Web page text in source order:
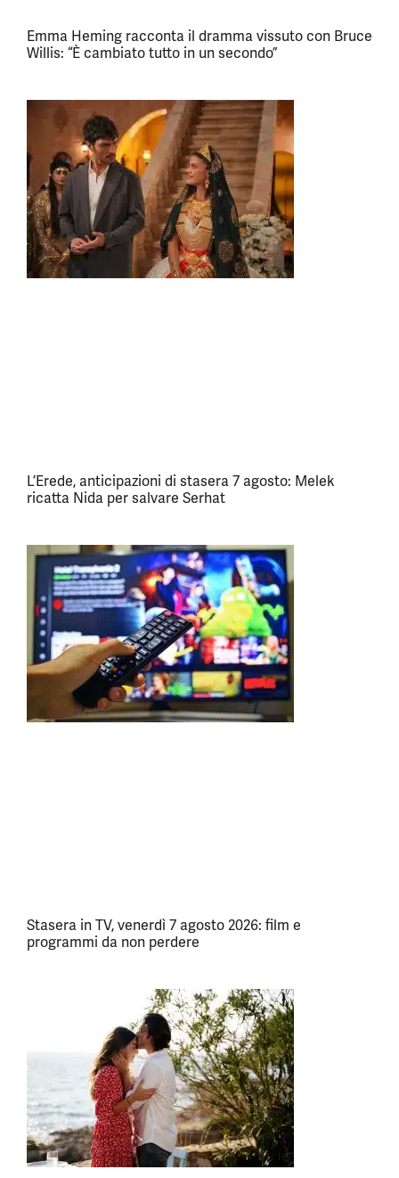
Emma Heming racconta il dramma vissuto con Bruce
Willis: “È cambiato tutto in un secondo”
L’Erede, anticipazioni di stasera 7 agosto: Melek
ricatta Nida per salvare Serhat
Stasera in TV, venerdì 7 agosto 2026: film e
programmi da non perdere